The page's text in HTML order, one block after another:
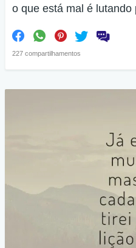
o que está mal é lutando
227 compartilhamentos